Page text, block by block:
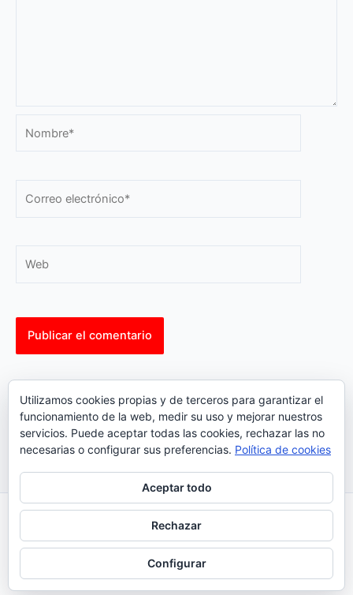
electrónico*
comment data is processed.
Política Cookies| Política Privacidad
© 2023 |ComoTocarViolin.Com
Utilizamos cookies propias y de terceros para garantizar el
funcionamiento de la web, medir su uso y mejorar nuestros
servicios. Puede aceptar todas las cookies, rechazar las no
necesarias o configurar sus preferencias. Política de cookies
Aceptar todo
Rechazar
Configurar